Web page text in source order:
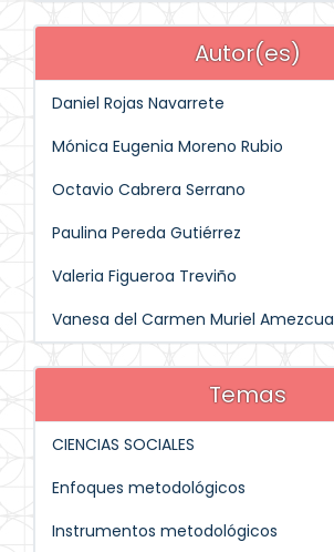
Autor(es)
Daniel Rojas Navarrete
Mónica Eugenia Moreno Rubio
Octavio Cabrera Serrano
Paulina Pereda Gutiérrez
Valeria Figueroa Treviño
Vanesa del Carmen Muriel Amezcua
Temas
CIENCIAS SOCIALES
Enfoques metodológicos
Instrumentos metodológicos